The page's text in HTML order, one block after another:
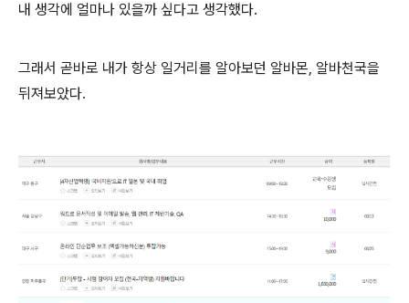
내 생각에 얼마나 있을까 싶다고 생각했다.
그래서 곧바로 내가 항상 일거리를 알아보던 알바몬, 알바천국을
뒤져보았다.